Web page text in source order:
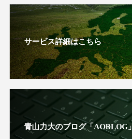
サービス詳細はこちら
青山力大のブログ「AOBLOG」